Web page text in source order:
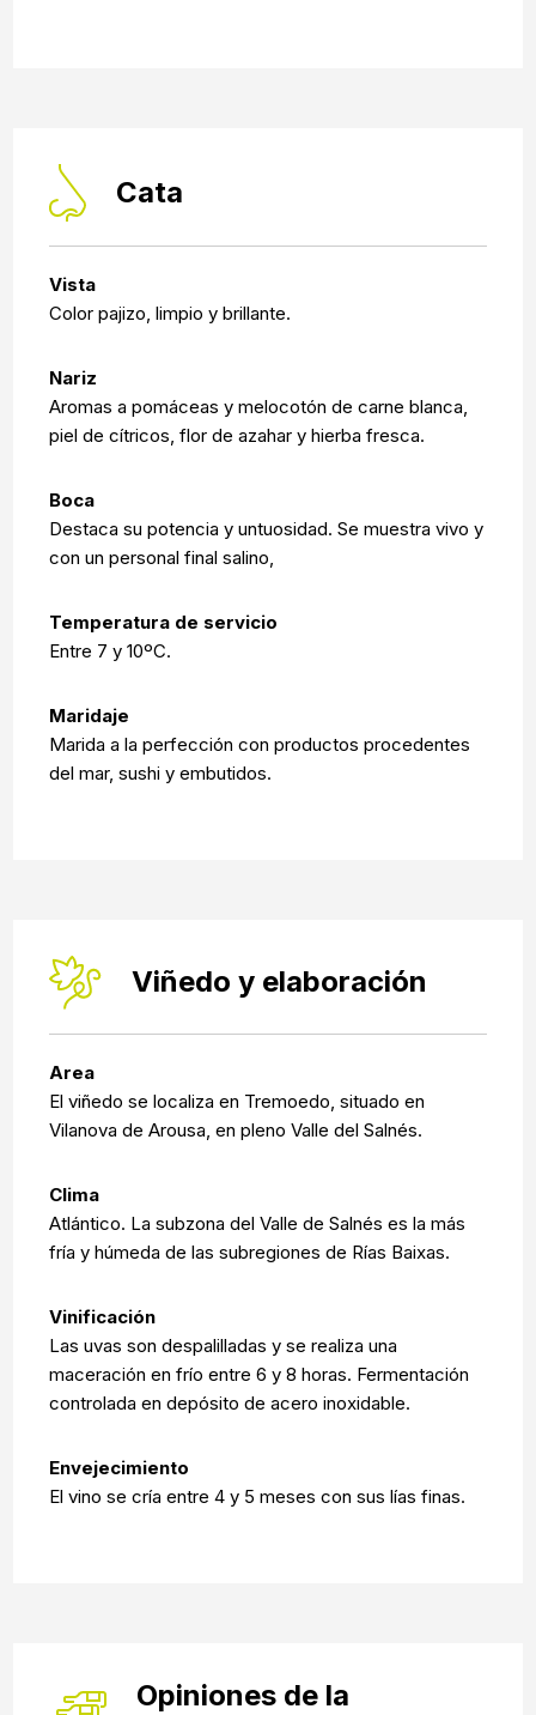
Cata
Vista
Color pajizo, limpio y brillante.
Nariz
Aromas a pomáceas y melocotón de carne blanca,
piel de cítricos, flor de azahar y hierba fresca.
Boca
Destaca su potencia y untuosidad. Se muestra vivo y
con un personal final salino,
Temperatura de servicio
Entre 7 y 10ºC.
Maridaje
Marida a la perfección con productos procedentes
del mar, sushi y embutidos.
Viñedo y elaboración
Area
El viñedo se localiza en Tremoedo, situado en
Vilanova de Arousa, en pleno Valle del Salnés.
Clima
Atlántico. La subzona del Valle de Salnés es la más
fría y húmeda de las subregiones de Rías Baixas.
Vinificación
Las uvas son despalilladas y se realiza una
maceración en frío entre 6 y 8 horas. Fermentación
controlada en depósito de acero inoxidable.
Envejecimiento
El vino se cría entre 4 y 5 meses con sus lías finas.
Opiniones de la